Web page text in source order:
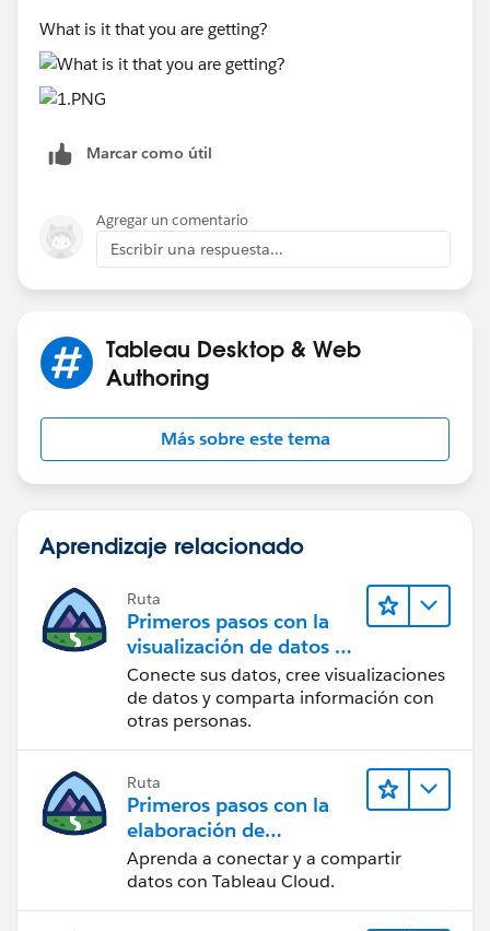
What is it that you are getting?
Marcar como útil
Agregar un comentario
Escribir una respuesta...
Tableau Desktop & Web
Authoring
Más sobre este tema
Aprendizaje relacionado
Ruta
Primeros pasos con la
visualización de datos en
Tableau Desktop
Conecte sus datos, cree visualizaciones
de datos y comparta información con
otras personas.
Ruta
Primeros pasos con la
elaboración de
contenido web en
Tableau Cloud
Aprenda a conectar y a compartir
datos con Tableau Cloud.